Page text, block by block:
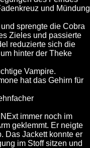
und Mündung
sprengte die Cobra
Zieles und passierte
reduzierte sich die
hinter der Theke
Vampire.
hat das Gehirn für
immer noch im
geklemmt. Er neigte
Das Jackett konnte er
im Stoff sitzen und